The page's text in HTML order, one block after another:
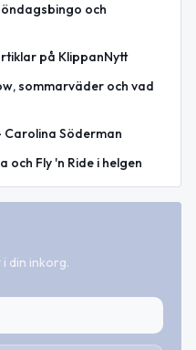
och
på KlippanNytt
sommarväder och vad
Carolina Söderman
och Fly 'n Ride i helgen
din inkorg.